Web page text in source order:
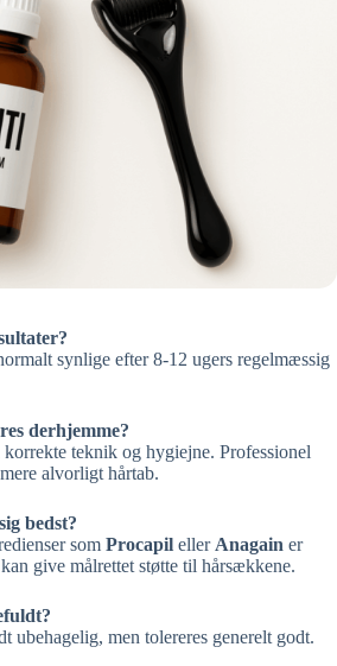
synlige efter 8-12 ugers regelmæssig
derhjemme?
teknik og hygiejne. Professionel
alvorligt hårtab.
bedst?
som Procapil eller Anagain er
give målrettet støtte til hårsækkene.
ubehagelig, men tolereres generelt godt.